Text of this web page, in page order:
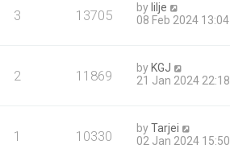
3 13705 by lilje
08 Feb 2024 13:04
2 11869 by KGJ
21 Jan 2024 22:18
1 10330 byTarjei
02 Jan 2024 15:50